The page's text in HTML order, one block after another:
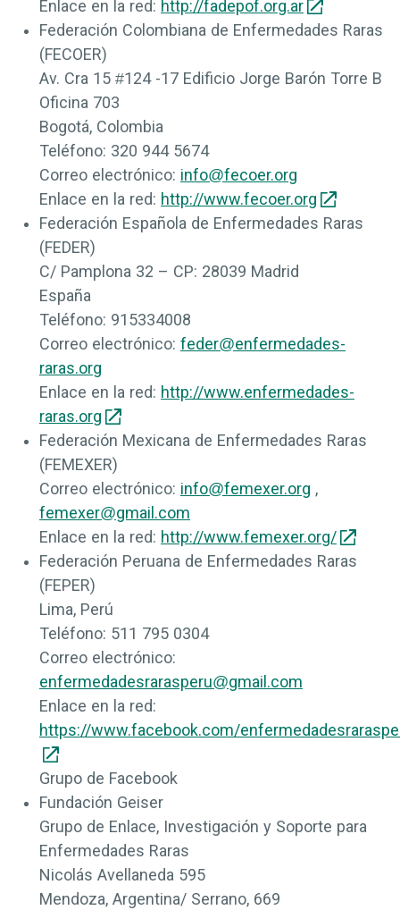
Enlace en la red: http://fadepof.org.ar
Federación Colombiana de Enfermedades Raras
(FECOER)
Av. Cra 15 #124 -17 Edificio Jorge Barón Torre B
Oficina 703
Bogotá, Colombia
Teléfono: 320 944 5674
Correo electrónico: info@fecoer.org
Enlace en la red: http://www.fecoer.org
Federación Española de Enfermedades Raras
(FEDER)
C/ Pamplona 32 – CP: 28039 Madrid
España
Teléfono: 915334008
Correo electrónico: feder@enfermedades-
raras.org
Enlace en la red: http://www.enfermedades-
raras.org
Federación Mexicana de Enfermedades Raras
(FEMEXER)
Correo electrónico: info@femexer.org ,
femexer@gmail.com
Enlace en la red: http://www.femexer.org/
Federación Peruana de Enfermedades Raras
(FEPER)
Lima, Perú
Teléfono: 511 795 0304
Correo electrónico:
enfermedadesrarasperu@gmail.com
Enlace en la red:
https://www.facebook.com/
Grupo de Facebook
Fundación Geiser
Grupo de Enlace, Investigación y Soporte para
Enfermedades Raras
Nicolás Avellaneda 595
Mendoza, Argentina/ Serrano, 669